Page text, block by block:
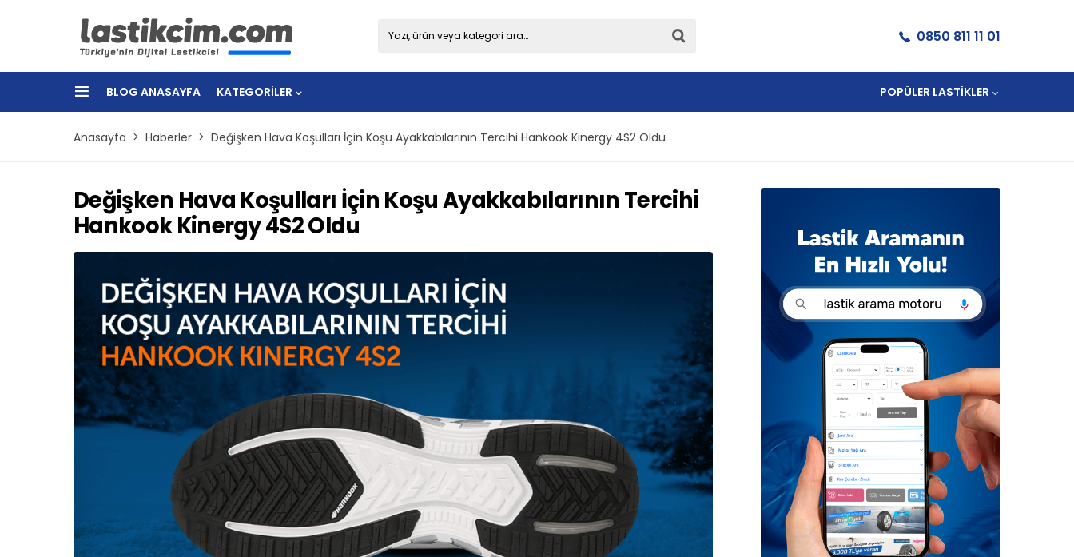
0850 811 11 01
BLOG ANASAYFA KATEGORILER POPÜLER LASTIKLER
Anasayfa Haberler Değişken Hava Koşulları İçin Koşu Ayakkabılarının Tercihi Hankook Kinergy 4S2 Oldu
Değişken Hava Koşulları İçin Koşu Ayakkabılarının Tercihi
Hankook Kinergy 4S2 Oldu